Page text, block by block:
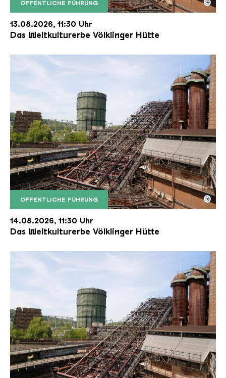
ÖFFENTLICHE FÜHRUNG
Der Erzschrägaufzug der Völklinger Hütte mit
Copyright: Weltkulturerbe Völklinger Hütte | Karl
©
13.08.2026, 11:30 Uhr
Das Weltkulturerbe Völklinger Hütte
ÖFFENTLICHE FÜHRUNG
Der Erzschrägaufzug der Völklinger Hütte mit
Copyright: Weltkulturerbe Völklinger Hütte | Karl
©
14.08.2026, 11:30 Uhr
Das Weltkulturerbe Völklinger Hütte